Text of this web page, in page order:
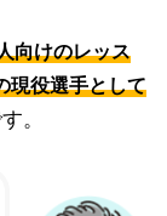
向けのレッス
現役選手として
。